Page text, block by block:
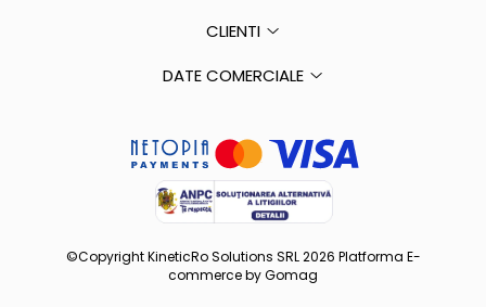
CLIENTI
DATE COMERCIALE
©Copyright KineticRo Solutions SRL 2026 Platforma E-
commerce by Gomag